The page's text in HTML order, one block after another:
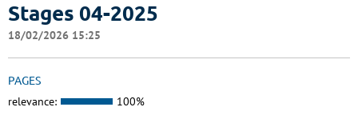
Stages 04-2025
18/02/2026 15:25
PAGES
relevance: 100%